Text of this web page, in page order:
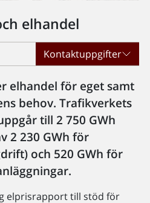
elhandel
Kontaktuppgifter
elhandel för eget samt
behov. Trafikverkets
till 2 750 GWh
2 230 GWh för
och 520 GWh för
elprisrapport till stöd för